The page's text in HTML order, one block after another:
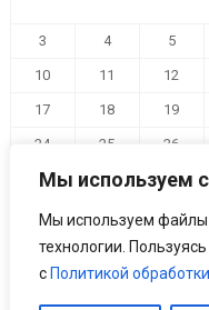
Мы используем
Мы используем
технологии.
с Политикой
3 4 5
10 11 12
17 18 19
24 25 26
31